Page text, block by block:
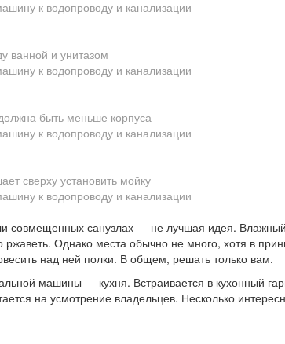
ванной и унитазом
быть меньше корпуса
сверху установить мойку
совмещенных санузлах — не лучшая идея.
ржаветь. Однако места обычно не много, хотя в
над ней полки. В общем, решать только вам.
машины — кухня. Встраивается в кухонный
на усмотрение владельцев. Несколько